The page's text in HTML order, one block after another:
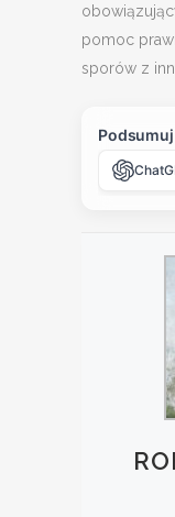
pomoc
sporów z
Podsumuj